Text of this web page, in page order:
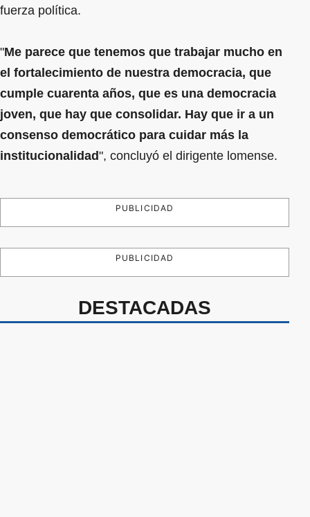
fuerza política.
"Me parece que tenemos que trabajar mucho en
el fortalecimiento de nuestra democracia, que
cumple cuarenta años, que es una democracia
joven, que hay que consolidar. Hay que ir a un
consenso democrático para cuidar más la
institucionalidad", concluyó el dirigente lomense.
PUBLICIDAD
PUBLICIDAD
DESTACADAS